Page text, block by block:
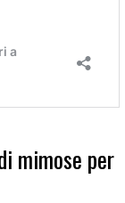
mimose per